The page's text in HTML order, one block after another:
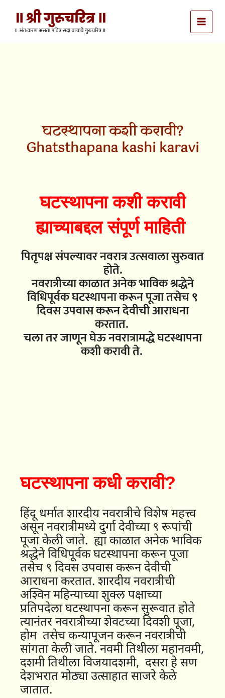
content
घटस्थापना कशी करावी?
Ghatsthapana kashi karavi
घटस्थापना कशी करावी
ह्याच्याबद्दल संपूर्ण माहिती
पितृपक्ष संपल्यावर नवरात्र उत्सवाला सुरुवात
होते.
नवरात्रीच्या काळात अनेक भाविक श्रद्धेने
विधिपूर्वक घटस्थापना करून पूजा तसेच ९
दिवस उपवास करून देवीची आराधना
करतात.
चला तर जाणून घेऊ नवरात्रामद्धे घटस्थापना
कशी करावी ते.
घटस्थापना कधी करावी?
हिंदू धर्मात शारदीय नवरात्रीचे विशेष महत्त्व
असून नवरात्रीमध्ये दुर्गा देवीच्या ९ रूपांची
पूजा केली जाते. ह्या काळात अनेक भाविक
श्रद्धेने विधिपूर्वक घटस्थापना करून पूजा
तसेच ९ दिवस उपवास करून देवीची
आराधना करतात. शारदीय नवरात्रीची
अश्विन महिन्याच्या शुक्ल पक्षाच्या
प्रतिपदेला घटस्थापना करून सुरूवात होते
त्यानंतर नवरात्रीच्या शेवटच्या दिवशी पूजा,
होम तसेच कन्यापूजन करून नवरात्रीची
सांगता केली जाते. नवमी तिथीला महानवमी,
दशमी तिथीला विजयादशमी, दसरा हे सण
देशभरात मोठ्या उत्साहात साजरे केले
जातात.